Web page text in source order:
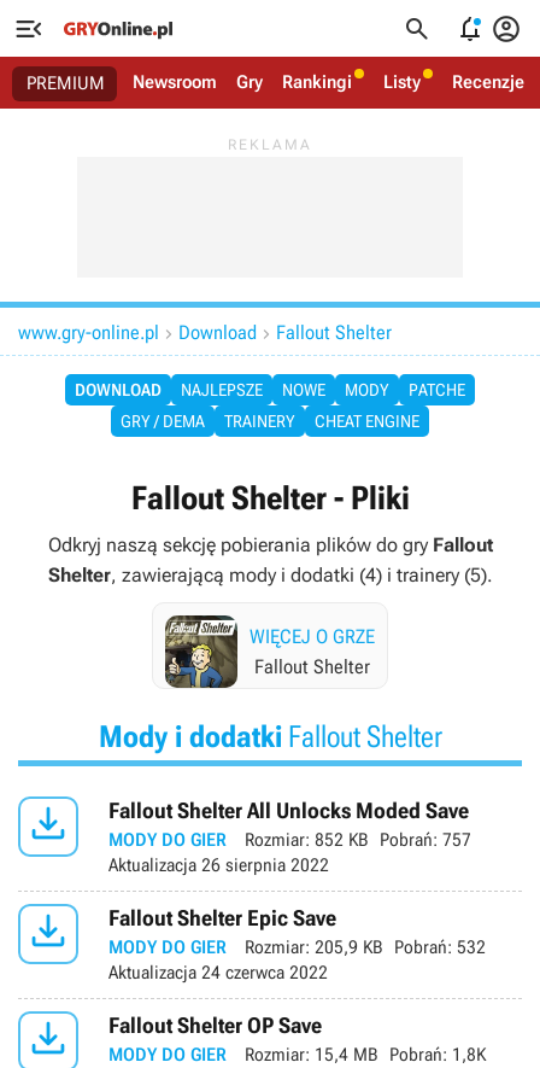
   
PREMIUM Newsroom Gry Rankingi Listy Recenzje
www.gry-online.pl  Download  Fallout Shelter
DOWNLOAD NAJLEPSZE NOWE MODY
PATCHE
GRY / DEMA
TRAINERY CHEAT ENGINE
Fallout Shelter - Pliki
Odkryj naszą sekcję pobierania plików do gry Fallout
Shelter, zawierającą mody i dodatki (4) i trainery (5).
WIĘCEJ O GRZE
Fallout Shelter
Mody i dodatkiFallout Shelter
 Fallout Shelter All Unlocks Moded Save
MODY DO GIER Rozmiar: 852 KB Pobrań: 757
Aktualizacja 26 sierpnia 2022
 Fallout Shelter Epic Save
MODY DO GIER Rozmiar: 205,9 KB Pobrań: 532
Aktualizacja 24 czerwca 2022
 Fallout Shelter OP Save
MODY DO GIER Rozmiar: 15,4 MB Pobrań: 1,8K